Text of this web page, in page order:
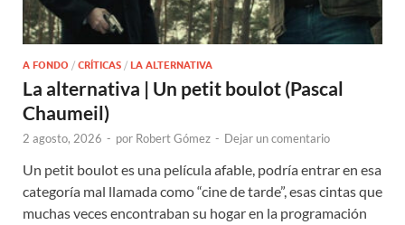
A FONDO / CRÍTICAS / LA ALTERNATIVA
La alternativa | Un petit boulot (Pascal
Chaumeil)
2 agosto, 2026 - por Robert Gómez - Dejar un comentario
Un petit boulot es una película afable, podría entrar en esa
categoría mal llamada como “cine de tarde”, esas cintas que
muchas veces encontraban su hogar en la programación